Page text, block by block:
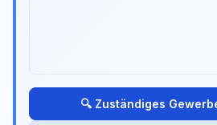
🔍 Zuständiges